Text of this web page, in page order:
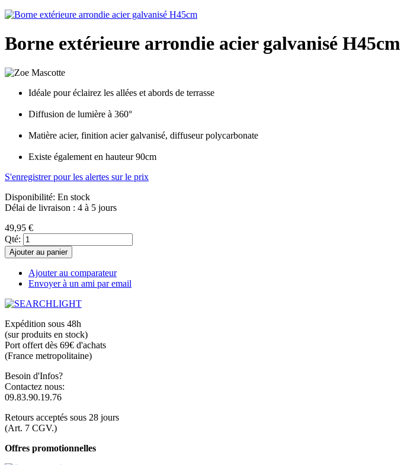
Borne extérieure arrondie acier galvanisé H45cm
Idéale pour éclairez les allées et abords de terrasse
Diffusion de lumière à 360°
Matière acier, finition acier galvanisé, diffuseur polycarbonate
Existe également en hauteur 90cm
S'enregistrer pour les alertes sur le prix
Disponibilité: En stock
Délai de livraison : 4 à 5 jours
49,95 €
Qté:
Ajouter au panier
Ajouter au comparateur
Envoyer à un ami par email
Expédition sous 48h
(sur produits en stock)
Port offert dès 69€ d'achats
(France metropolitaine)
Besoin d'Infos?
Contactez nous:
09.83.90.19.76
Retours acceptés sous 28 jours
(Art. 7 CGV.)
Offres promotionnelles